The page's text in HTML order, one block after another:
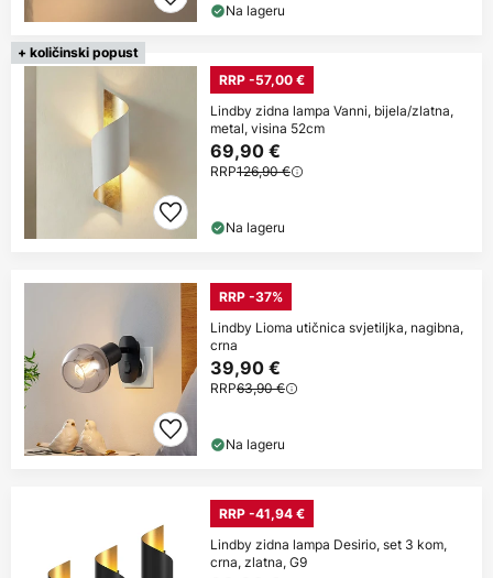
Na lageru
+ količinski popust
RRP -57,00 €
Lindby zidna lampa Vanni, bijela/zlatna,
metal, visina 52cm
69,90 €
RRP126,90 €
Na lageru
RRP -37%
Lindby Lioma utičnica svjetiljka, nagibna,
crna
39,90 €
RRP63,90 €
Na lageru
RRP -41,94 €
Lindby zidna lampa Desirio, set 3 kom,
crna, zlatna, G9